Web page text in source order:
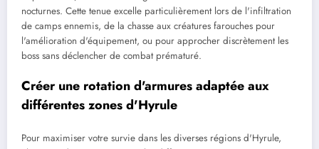
nocturnes. Cette tenue excelle particulièrement lors de l'infiltration
de camps ennemis, de la chasse aux créatures farouches pour
l'amélioration d'équipement, ou pour approcher discrètement les
boss sans déclencher de combat prématuré.
Créer une rotation d'armures adaptée aux
différentes zones d'Hyrule
Pour maximiser votre survie dans les diverses régions d'Hyrule,